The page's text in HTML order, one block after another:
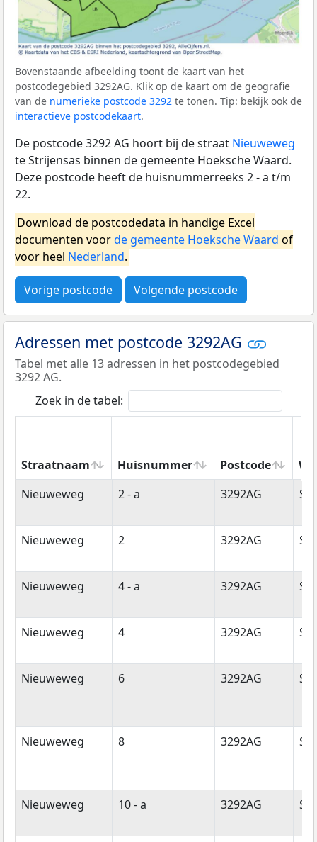
Bovenstaande afbeelding toont de kaart van het
postcodegebied 3292AG. Klik op de kaart om de geografie
van de numerieke postcode 3292 te tonen. Tip: bekijk ook de
interactieve postcodekaart.
De postcode 3292 AG hoort bij de straat Nieuweweg
te Strijensas binnen de gemeente Hoeksche Waard.
Deze postcode heeft de huisnummerreeks 2 - a t/m
22.
Download de postcodedata in handige Excel
documenten voorde gemeente Hoeksche Waard of
voor heel Nederland.
Vorige postcode Volgende postcode
Adressen met postcode 3292AG
Tabel met alle 13 adressen in het postcodegebied
3292 AG.
Zoek in de tabel:
Straatnaam Huisnummer Postcode
Straatnaam
Huisnummer Postcode
Nieuweweg 2 - a 3292AG
Nieuweweg 2 3292AG
Nieuweweg 4 - a 3292AG
Nieuweweg 4 3292AG
Nieuweweg 6 3292AG
Nieuweweg 8 3292AG
Nieuweweg 10 - a 3292AG